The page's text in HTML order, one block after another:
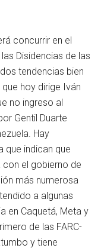
concurrir en el
Disidencias de las
tendencias bien
hoy dirige Iván
no ingreso al
Gentil Duarte
Hay
que indican que
el gobierno de
más numerosa
a algunas
en Caquetá, Meta y
de las FARC-
y tiene